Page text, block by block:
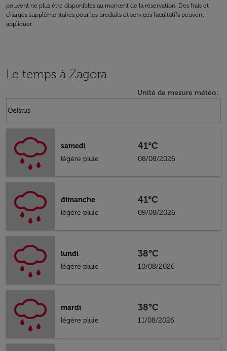
peuvent ne plus être disponibles au moment de la réservation. Des frais et
charges supplémentaires pour les produits et services facultatifs peuvent
appliquer.
Le temps à Zagora
Unité de mesure météo:
Celsius
keyboard_arrow_down
samedi
légère pluie
41°C
08/08/2026
dimanche
légère pluie
41°C
09/08/2026
lundi
légère pluie
38°C
10/08/2026
mardi
légère pluie
38°C
11/08/2026